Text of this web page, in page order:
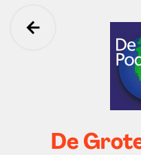
Ga terug
De